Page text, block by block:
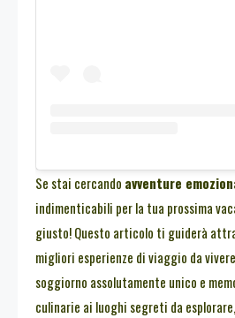
Se stai cercando avventure
indimenticabili per la tua prossima
giusto! Questo articolo ti guiderà
migliori esperienze di viaggio da
soggiorno assolutamente unico e
culinarie ai luoghi segreti da